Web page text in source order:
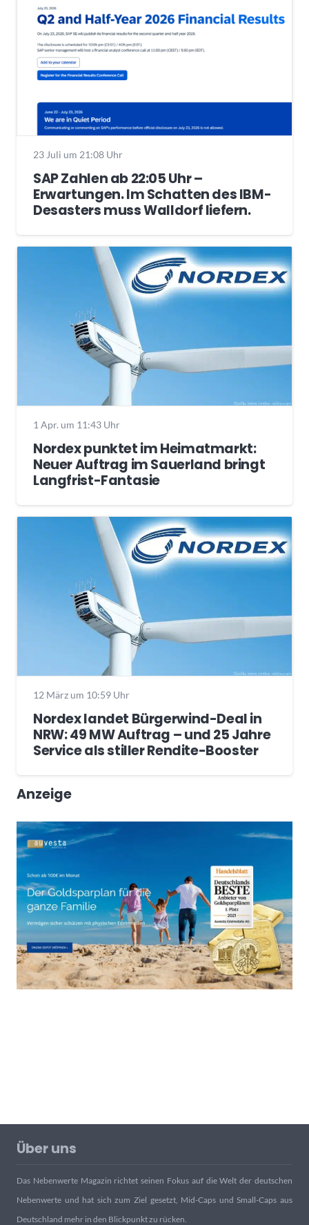
23 Juli um 21:08 Uhr
SAP Zahlen ab 22:05 Uhr –
Erwartungen. Im Schatten des IBM-
Desasters muss Walldorf liefern.
1 Apr. um 11:43 Uhr
Nordex punktet im Heimatmarkt:
Neuer Auftrag im Sauerland bringt
Langfrist-Fantasie
12 März um 10:59 Uhr
Nordex landet Bürgerwind-Deal in
NRW: 49 MW Auftrag – und 25 Jahre
Service als stiller Rendite-Booster
Anzeige
Über uns
Das Nebenwerte Magazin richtet seinen Fokus auf die Welt der deutschen
Nebenwerte und hat sich zum Ziel gesetzt, Mid-Caps und Small-Caps aus
Deutschland mehr in den Blickpunkt zu rücken.